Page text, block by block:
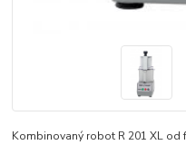
Kombinovaný robot R 201 XL od